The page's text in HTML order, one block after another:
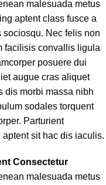
malesuada metus
aptent class fusce a
Nec felis non
facilisis convallis ligula
posuere dui
augue cras aliquet
dis morbi massa nibh
sodales torquent
Parturient
sit hac dis iaculis.
Consectetur
malesuada metus